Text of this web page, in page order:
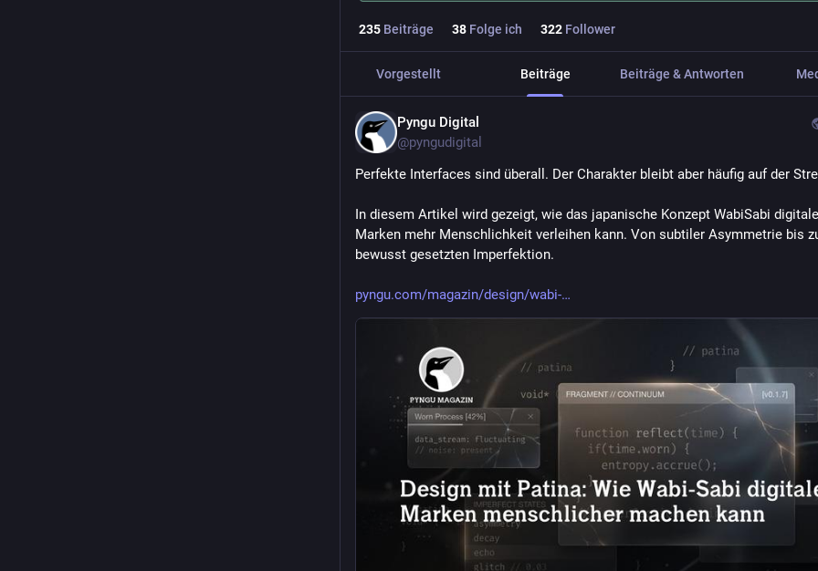
235 Beiträge 38 Folge ich 322 Follower
Vorgestellt Beiträge Beiträge & Antworten
Pyngu Digital
@pyngudigital
Perfekte Interfaces sind überall. Der Charakter bleibt aber häufig auf der
In diesem Artikel wird gezeigt, wie das japanische Konzept WabiSabi
Marken mehr Menschlichkeit verleihen kann. Von subtiler Asymmetrie bis
bewusst gesetzten Imperfektion.
pyngu.com/magazin/design/wabi-